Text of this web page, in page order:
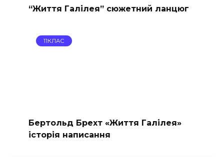
“Життя Галілея” сюжетний ланцюг
11КЛАС
Бертольд Брехт «Життя Галілея»
історія написання